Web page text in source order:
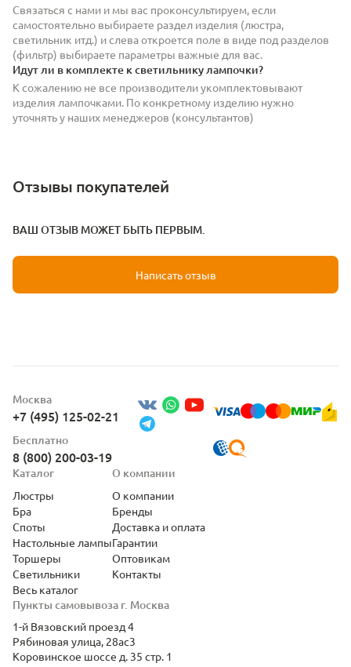
Связаться с нами и мы вас проконсультируем, если
самостоятельно выбираете раздел изделия (люстра,
светильник итд.) и слева откроется поле в виде под разделов
(фильтр) выбираете параметры важные для вас.
Идут ли в комплекте к светильнику лампочки?
К сожалению не все производители укомплектовывают
изделия лампочками. По конкретному изделию нужно
уточнять у наших менеджеров (консультантов)
Отзывы покупателей
ВАШ ОТЗЫВ МОЖЕТ БЫТЬ ПЕРВЫМ.
Написать отзыв
Москва
+7 (495) 125-02-21
Бесплатно
8 (800) 200-03-19
Пункты самовывоза г. Москва
1-й Вязовский проезд 4
Рябиновая улица, 28ас3
Коровинское шоссе д. 35 стр. 1
Каталог
Люстры
Бра
Споты
Настольные лампы
Торшеры
Светильники
Весь каталог
О компании
О компании
Бренды
Доставка и оплата
Гарантии
Оптовикам
Контакты